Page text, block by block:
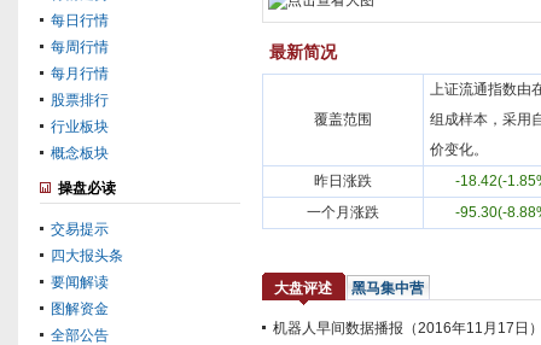
每日行情
每周行情
每月行情
股票排行
行业板块
概念板块
操盘必读
交易提示
四大报头条
要闻解读
图解资金
全部公告
最新简况
覆盖范围
上证流通指数由
组成样本，采用
价变化。
昨日涨跌
-18.42(-
一个月涨跌
-95.30(-
大盘评述 黑马集中营
机器人早间数据播报（2016年11月17日